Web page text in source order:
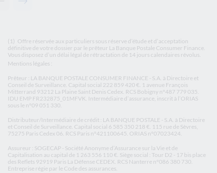
Contenu précédent - Articles associés
Contenu suivant - Articles associés
(1) Offre réservée aux particuliers sous réserve d’étude et d’acceptation
définitive de votre dossier par le prêteur La Banque Postale Consumer Finance.
Vous disposez d’un délai légal de rétractation de 14 jours calendaires révolus.
Mentions légales :
Prêteur : LA BANQUE POSTALE CONSUMER FINANCE - S.A. à Directoire et
Conseil de Surveillance. Capital social 222 859 420 €. 1 avenue François
Mitterrand 93212 La Plaine Saint Denis Cedex. RCS Bobigny n°487 779 035.
IDU EMP FR232875_01MFVK. Intermédiaire d’assurance, inscrit à l’ORIAS
sous le n°09 051 330.
Distributeur/Intermédiaire de crédit : LA BANQUE POSTALE - S.A. à Directoire
et Conseil de Surveillance. Capital social 6 585 350 218 €. 115 rue de Sèvres,
75275 Paris Cedex 06. RCS Paris n°421100645. ORIAS n°07023424.
Assureur : SOGECAP - Société Anonyme d’Assurance sur la Vie et de
Capitalisation au capital de 1 263 556 110 €. Siège social : Tour D2 - 17 bis place
des Reflets 92919 Paris La Défense CEDEX. RCS Nanterre n°086 380 730.
Entreprise régie par le Code des assurances.